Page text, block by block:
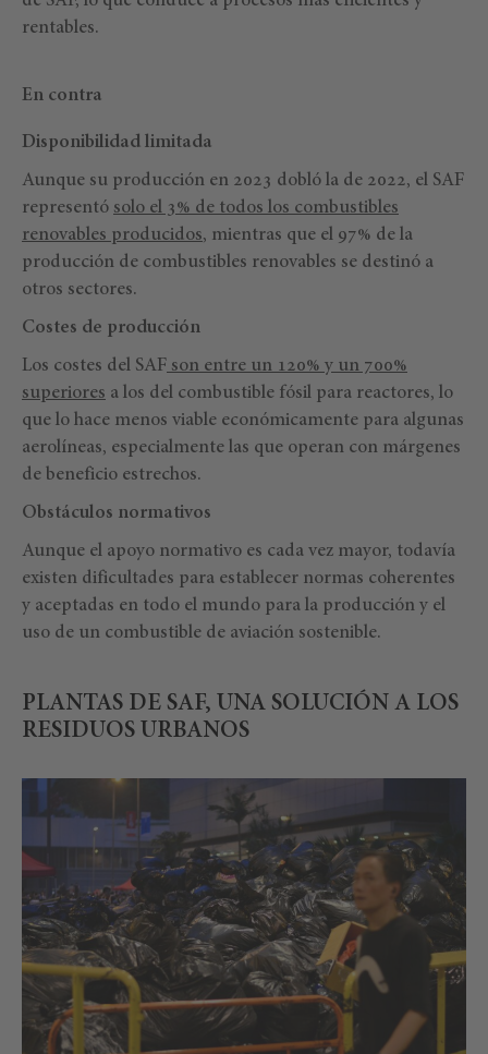
rentables.
En contra
Disponibilidad limitada
Aunque su producción en 2023 dobló la de 2022, el SAF
representó solo el 3% de todos los combustibles
renovables producidos, mientras que el 97% de la
producción de combustibles renovables se destinó a
otros sectores.
Costes de producción
Los costes del SAF son entre un 120% y un 700%
superiores a los del combustible fósil para reactores, lo
que lo hace menos viable económicamente para algunas
aerolíneas, especialmente las que operan con márgenes
de beneficio estrechos.
Obstáculos normativos
Aunque el apoyo normativo es cada vez mayor, todavía
existen dificultades para establecer normas coherentes
y aceptadas en todo el mundo para la producción y el
uso de un combustible de aviación sostenible.
PLANTAS DE SAF, UNA SOLUCIÓN A LOS
RESIDUOS URBANOS